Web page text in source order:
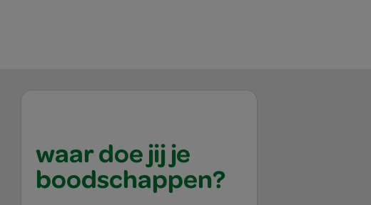
waar doe jij je
boodschappen?